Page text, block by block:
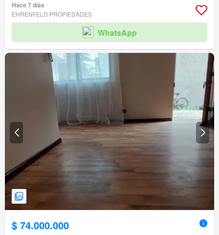
Hace 7 días
EHRENFELD PROPIEDADES
WhatsApp
$ 74.000.000